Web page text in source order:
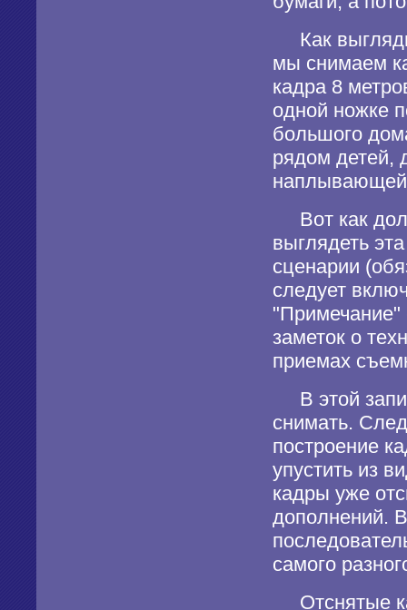
Как
мы снимаем
кадра 8
одной ножке
большого
рядом детей,
Вот как
выглядеть
сценарии
следует
"Примечание"
заметок о
приемах
В этой
снимать.
построение
упустить из
кадры уже
дополнений.
самого
Отснятые